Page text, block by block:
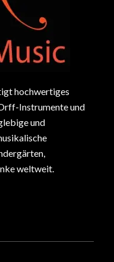
hochwertiges
Instrumente und
und
weltweit.